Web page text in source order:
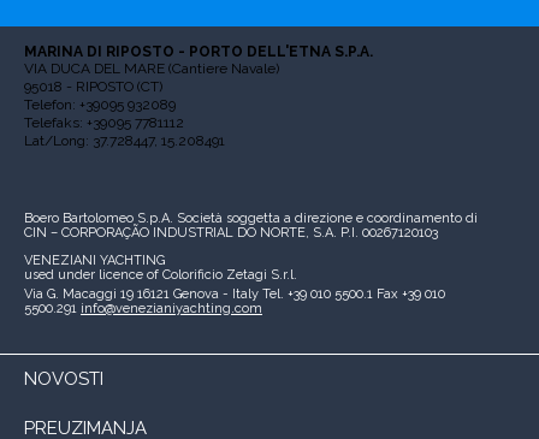
MARINA DI RIPOSTO - PORTO DELL'ETNA S.P.A.
VIA DUCA DEL MARE (Cantiere Navale)
95018 - RIPOSTO (CT)
Telefon: +39095 932089
Telefaks: +39095 7781112
Lat/Long: 37.728447, 15.208491
Boero Bartolomeo S.p.A. Società soggetta a direzione e coordinamento di
CIN – CORPORAÇÃO INDUSTRIAL DO NORTE, S.A. P.I. 00267120103
VENEZIANI YACHTING
used under licence of Colorificio Zetagi S.r.l.
Via G. Macaggi 19 16121 Genova - Italy Tel. +39 010 5500.1 Fax +39 010
5500.291 info@venezianiyachting.com
NOVOSTI
PREUZIMANJA